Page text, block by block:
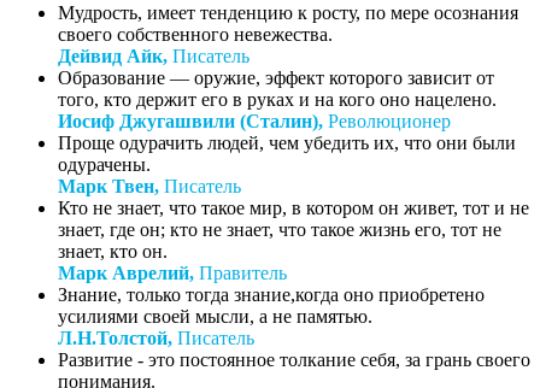
Мудрость, имеет тенденцию к росту, по мере осознания
своего собственного невежества.
Дейвид Айк, Писатель
Образование — оружие, эффект которого зависит от
того, кто держит его в руках и на кого оно нацелено.
Иосиф Джугашвили (Сталин), Революционер
Проще одурачить людей, чем убедить их, что они были
одурачены.
Марк Твен, Писатель
Кто не знает, что такое мир, в котором он живет, тот и не
знает, где он; кто не знает, что такое жизнь его, тот не
знает, кто он.
Марк Аврелий, Правитель
Знание, только тогда знание,когда оно приобретено
усилиями своей мысли, а не памятью.
Л.Н.Толстой, Писатель
Развитие - это постоянное толкание себя, за грань своего
понимания.